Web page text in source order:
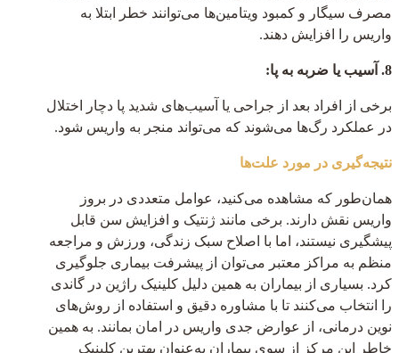
مصرف سیگار و کمبود ویتامین‌ها می‌توانند خطر ابتلا به
واریس را افزایش دهند.
8. آسیب یا ضربه به پا:
برخی از افراد بعد از جراحی یا آسیب‌های شدید پا دچار اختلال
در عملکرد رگ‌ها می‌شوند که می‌تواند منجر به واریس شود.
نتیجه‌گیری در مورد علت‌ها
همان‌طور که مشاهده می‌کنید، عوامل متعددی در بروز
واریس نقش دارند. برخی مانند ژنتیک و افزایش سن قابل
پیشگیری نیستند، اما با اصلاح سبک زندگی، ورزش و مراجعه
منظم به مراکز معتبر می‌توان از پیشرفت بیماری جلوگیری
کرد. بسیاری از بیماران به همین دلیل کلینیک راژین در گاندی
را انتخاب می‌کنند تا با مشاوره دقیق و استفاده از روش‌های
نوین درمانی، از عوارض جدی واریس در امان بمانند. به همین
خاطر این مرکز از سوی بیماران به‌عنوان بهترین کلینیک